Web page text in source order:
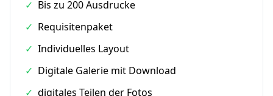
✓ Bis zu 200 Ausdrucke
✓ Requisitenpaket
✓ Individuelles Layout
✓ Digitale Galerie mit Download
✓ digitales Teilen der Fotos